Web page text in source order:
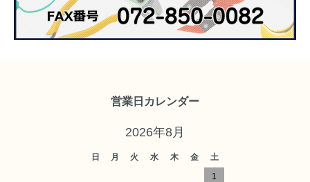
営業日カレンダー
2026年8月
日 月 火 水 木 金
土
1